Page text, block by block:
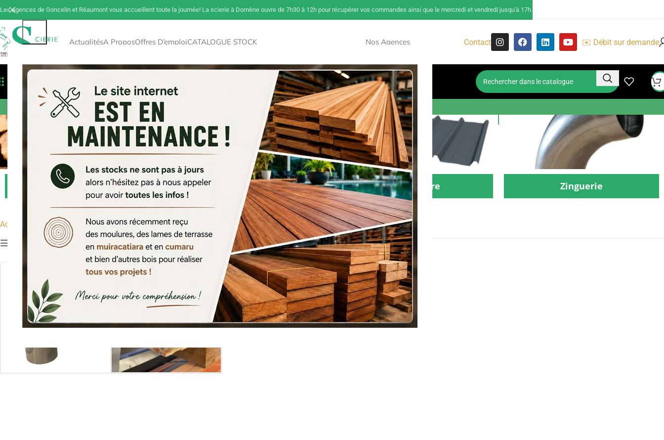
ActualitésA ProposOffres D’emploiCATALOGUE STOCK Nos Agences Contact ✉️ Débit sur demande
Tout Savoir Sur Le Bois Paiement Et Livraison Accès Pros
NOUVEAU
Zinguerie
Bois de construction Accessoires charpente Couverture Zinguerie
Accueil Charpente Zinguerie
Afficher les filtres
accessoires
zingueries
Les agences de Goncelin et Réaumont vous accueillent toute la journée! La scierie à Domène ouvre de 7h30 à 12h pour récupérer vos commandes ainsi que le mercredi et vendredi jusqu'à 17h.